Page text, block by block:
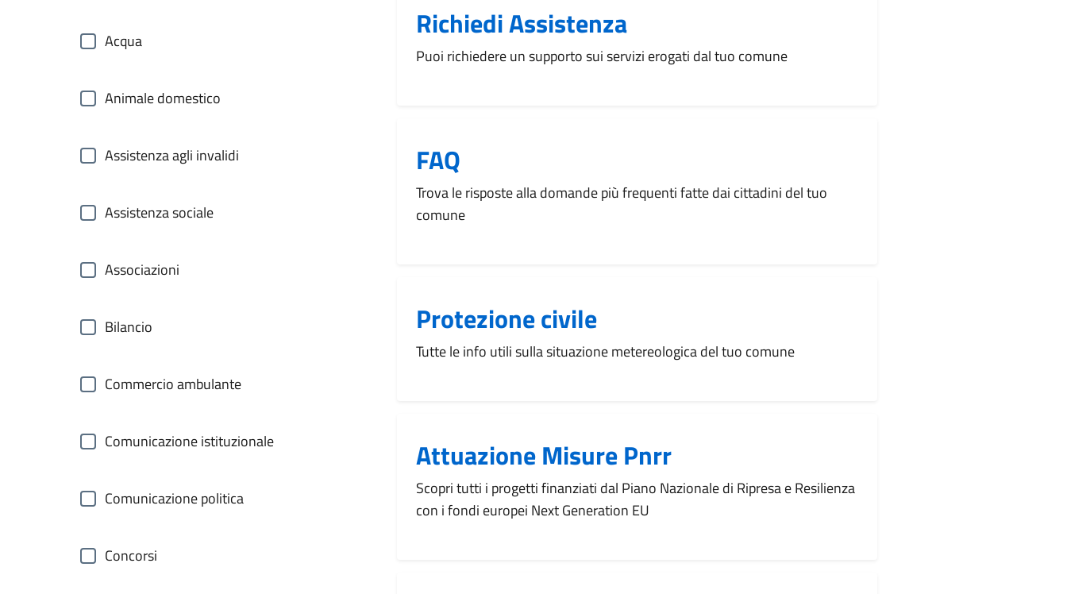
Acqua
Animale domestico
Assistenza agli invalidi
Assistenza sociale
Associazioni
Bilancio
Commercio ambulante
Comunicazione istituzionale
Comunicazione politica
Concorsi
Richiedi Assistenza
Puoi richiedere un supporto sui servizi erogati dal tuo comune
FAQ
Trova le risposte alla domande più frequenti fatte dai cittadini del tuo
comune
Protezione civile
Tutte le info utili sulla situazione metereologica del tuo comune
Attuazione Misure Pnrr
Scopri tutti i progetti finanziati dal Piano Nazionale di Ripresa e Resilienza
con i fondi europei Next Generation EU